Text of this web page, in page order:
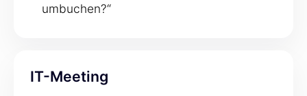
umbuchen?“
IT-Meeting